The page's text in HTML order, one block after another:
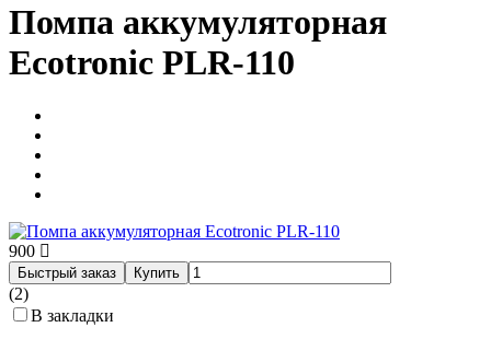
Помпа аккумуляторная
Ecotronic PLR-110
900
Быстрый заказ Купить
(2)
В закладки